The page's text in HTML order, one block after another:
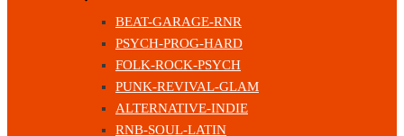
BEAT-GARAGE-RNR
PSYCH-PROG-HARD
FOLK-ROCK-PSYCH
PUNK-REVIVAL-GLAM
ALTERNATIVE-INDIE
RNB-SOUL-LATIN